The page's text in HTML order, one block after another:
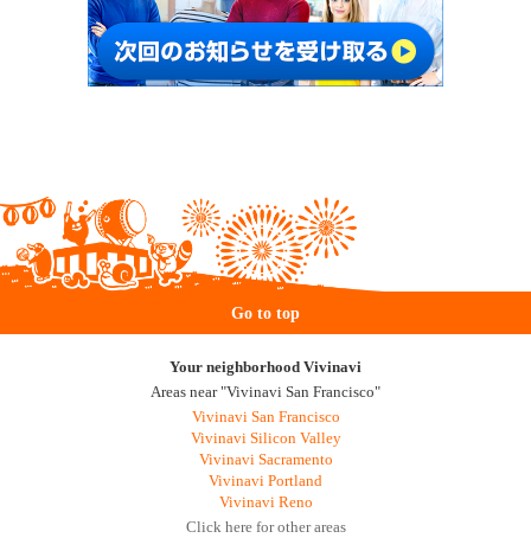
Go to top
Your neighborhood Vivinavi
Areas near "Vivinavi San Francisco"
Vivinavi San Francisco
Vivinavi Silicon Valley
Vivinavi Sacramento
Vivinavi Portland
Vivinavi Reno
Click here for other areas